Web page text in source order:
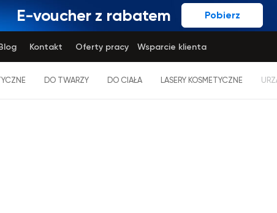
Pobierz
E-voucher z rabatem
Kontakt Oferty pracy Wsparcie klienta
DO TWARZY DO CIAŁA LASERY KOSMETYCZNE